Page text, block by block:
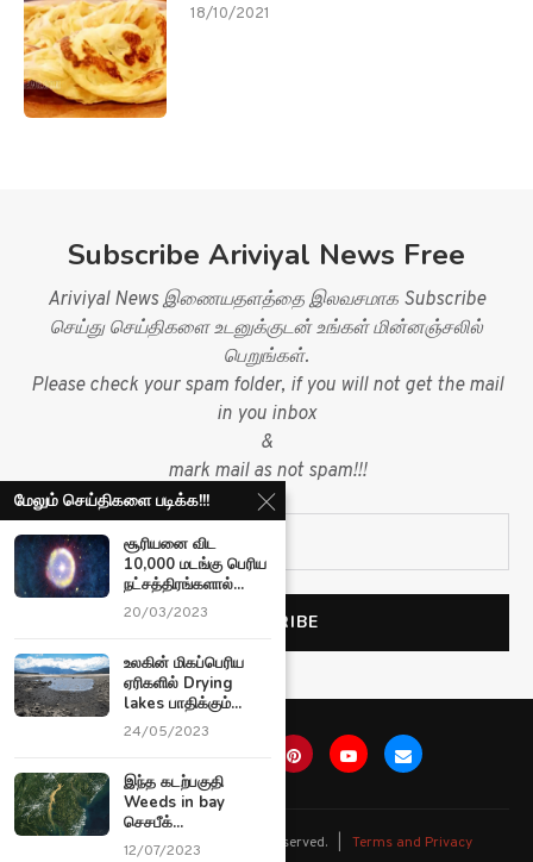
18/10/2021
Subscribe Ariviyal News Free
Ariviyal News இணையதளத்தை இலவசமாக Subscribe
செய்து செய்திகளை உடனுக்குடன் உங்கள் மின்னஞ்சலில்
பெறுங்கள்.
Please check your spam folder, if you will not get the mail
in you inbox
&
mark mail as not spam!!!
2026 Ariviyal News. All rights reserved. | Terms and Privacy
மேலும் செய்திகளை படிக்க!!!
சூரியனை விட
10,000 மடங்கு பெரிய
நட்சத்திரங்களால்...
20/03/2023
உலகின் மிகப்பெரிய
ஏரிகளில் Drying
lakes பாதிக்கும்...
24/05/2023
இந்த கடற்பகுதி
Weeds in bay
செசபீக்...
12/07/2023